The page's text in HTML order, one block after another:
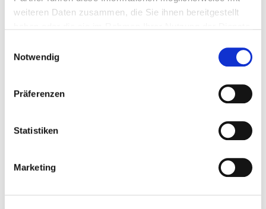
weiteren Daten zusammen, die Sie ihnen bereitgestellt
Notwendig
Präferenzen
Statistiken
Marketing
Lochwande